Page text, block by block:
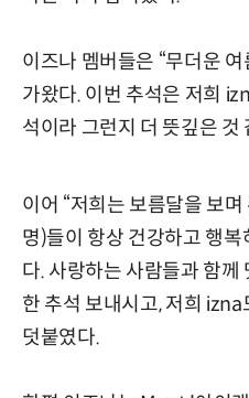
이즈나 멤버들은 “무더운
가왔다. 이번 추석은 저희
석이라 그런지 더 뜻깊은 것
이어 “저희는 보름달을 보
명)들이 항상 건강하고 행
다. 사랑하는 사람들과 함
한 추석 보내시고, 저희
덧붙였다.